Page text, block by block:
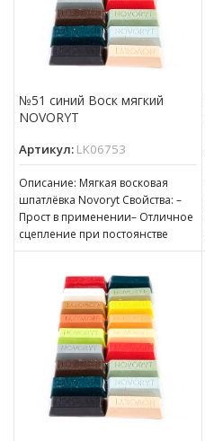
№51 синий Воск мягкий
NOVORYT
Артикул: LK06753
Описание: Мягкая восковая
шпатлёвка Novoryt Свойства: –
Прост в применении– Отличное
сцепление при постоянстве
консистенции– Готов к